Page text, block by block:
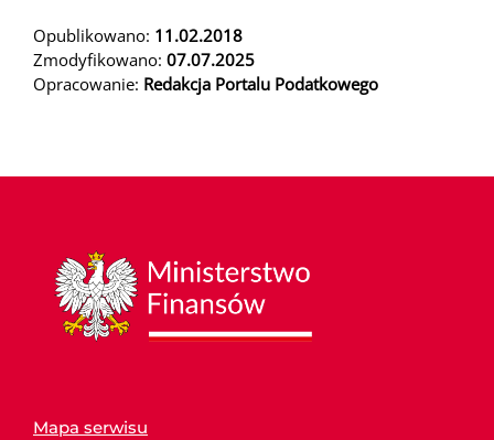
Opublikowano: 11.02.2018
Zmodyfikowano: 07.07.2025
Opracowanie: Redakcja Portalu Podatkowego
Mapa serwisu